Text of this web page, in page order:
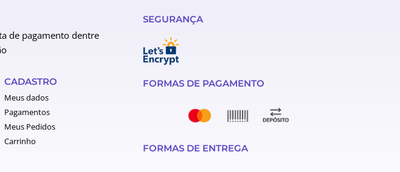
de pagamento dentre
CADASTRO
Meus dados
Pagamentos
Meus Pedidos
Carrinho
SEGURANÇA
FORMAS DE PAGAMENTO
FORMAS DE ENTREGA